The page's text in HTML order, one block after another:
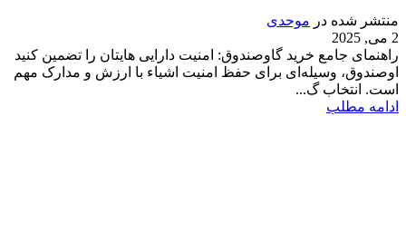
منتشر شده در موحدی
2 می, 2025
راهنمای جامع خرید گاوصندوق: امنیت دارایی هایتان را تضمین کنید
اوصندوق، وسیله‌ای برای حفظ امنیت اشیاء با ارزش و مدارک مهم
است. انتخاب گ...
ادامه مطلب